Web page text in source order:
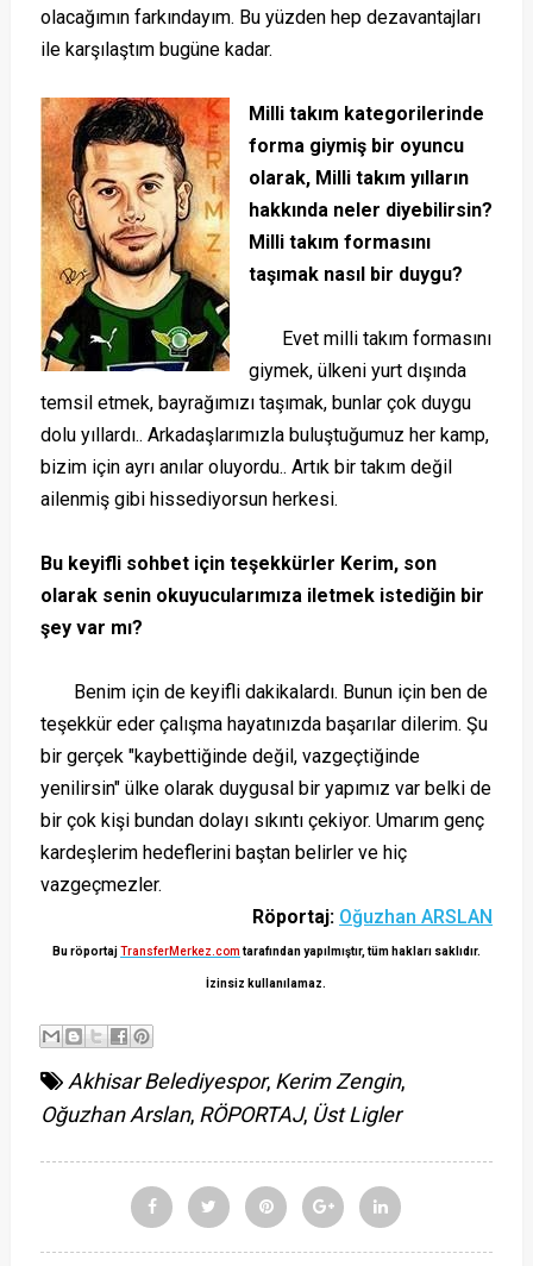
olacağımın farkındayım. Bu yüzden hep dezavantajları
ile karşılaştım bugüne kadar.
Milli takım kategorilerinde
forma giymiş bir oyuncu
olarak, Milli takım yılların
hakkında neler diyebilirsin?
Milli takım formasını
taşımak nasıl bir duygu?
Evet milli takım formasını
giymek, ülkeni yurt dışında
temsil etmek, bayrağımızı taşımak, bunlar çok duygu
dolu yıllardı.. Arkadaşlarımızla buluştuğumuz her kamp,
bizim için ayrı anılar oluyordu.. Artık bir takım değil
ailenmiş gibi hissediyorsun herkesi.
Bu keyifli sohbet için teşekkürler Kerim, son
olarak senin okuyucularımıza iletmek istediğin bir
şey var mı?
Benim için de keyifli dakikalardı. Bunun için ben de
teşekkür eder çalışma hayatınızda başarılar dilerim. Şu
bir gerçek "kaybettiğinde değil, vazgeçtiğinde
yenilirsin" ülke olarak duygusal bir yapımız var belki de
bir çok kişi bundan dolayı sıkıntı çekiyor. Umarım genç
kardeşlerim hedeflerini baştan belirler ve hiç
vazgeçmezler.
Röportaj: Oğuzhan ARSLAN
Bu röportajTransferMerkez.com tarafından yapılmıştır, tüm hakları sakl ıdır.
İzinsiz kullanılamaz.
Akhisar Belediyespor, Kerim Zengin,
Oğuzhan Arslan, RÖPORTAJ, Üst Ligler